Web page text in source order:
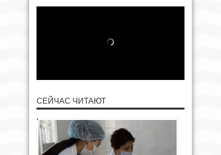
СЕЙЧАС ЧИТАЮТ